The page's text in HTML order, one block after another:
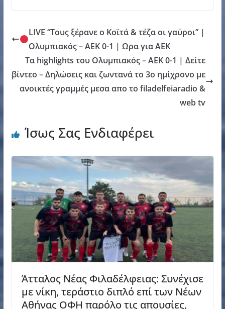
LIVE “Τους ξέρανε ο Κοϊτά & τέζα οι γαύροι” |
Ολυμπιακός – ΑΕΚ 0-1 | Ωρα για ΑΕΚ
Τα highlights του Ολυμπιακός – AEK 0-1 | Δείτε
βίντεο – Δηλώσεις και ζωντανά το 3ο ημίχρονο με
ανοικτές γραμμές μεσα απο το filadelfeiaradio &
web tv
Ίσως Σας Ενδιαφέρει
Άτταλος Νέας Φιλαδέλφειας: Συνέχισε
με νίκη, τεράστιο διπλό επί των Νέων
Αθήνας ΟΦΗ παρόλο τις απουσίες,